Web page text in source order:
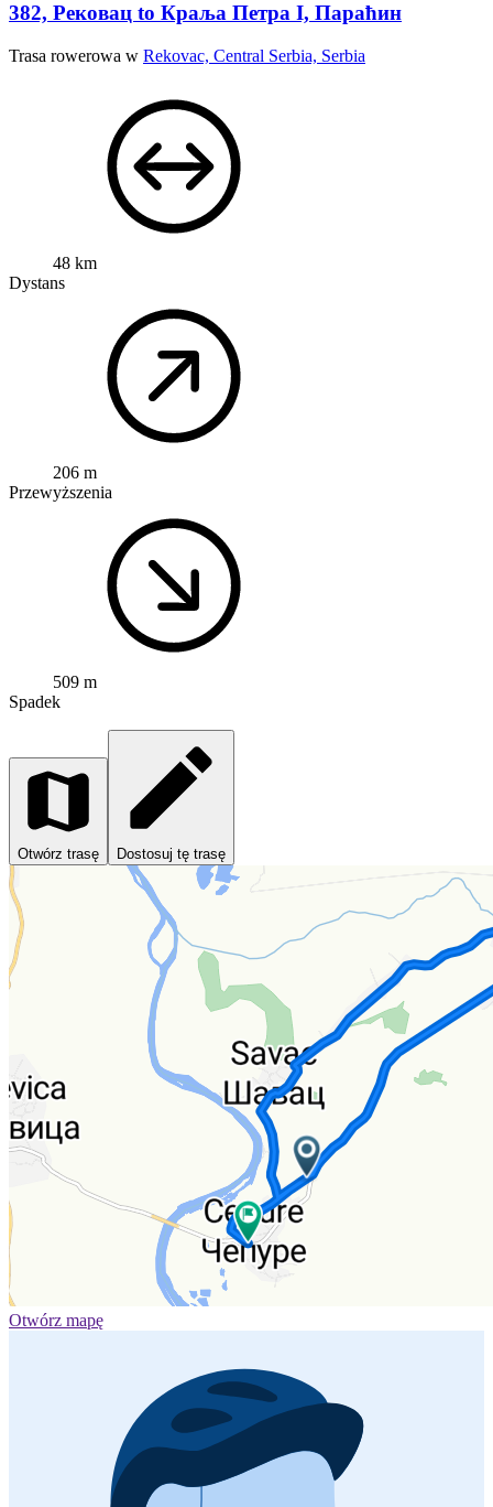
382, Рековац to Краља Петра I, Параћин
Trasa rowerowa w Rekovac, Central Serbia, Serbia
48 km
Dystans
206 m
Przewyższenia
509 m
Spadek
Otwórz trasę Dostosuj tę trasę
Otwórz mapę